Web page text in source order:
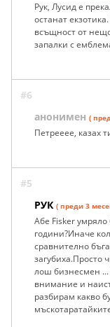
Рук, Лусид е
останат
всъщност от
запалки с
#6
анонимен (
Петрееее, казах
#5
РУК ( преди 3
Абе Fisker умряло
години?Иначе
сравнително
загубиха.Просто
лош бизнесмен ...
внимание и
разбирам какво